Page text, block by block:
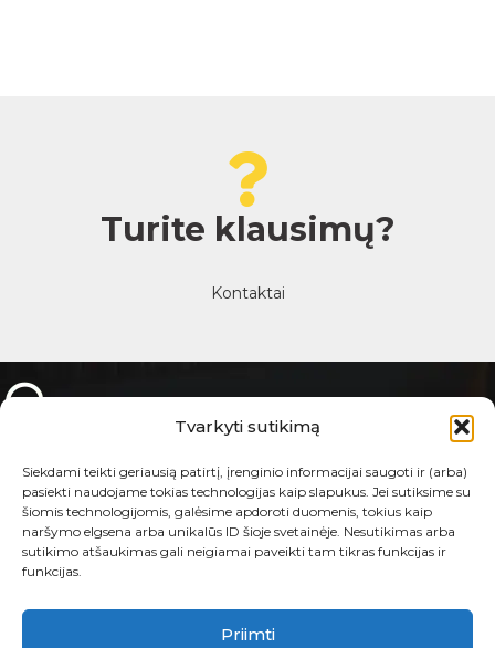
Tvarkyti sutikimą
Siekdami teikti geriausią patirtį, įrenginio informacijai saugoti ir (arba)
pasiekti naudojame tokias technologijas kaip slapukus. Jei sutiksime su
šiomis technologijomis, galėsime apdoroti duomenis, tokius kaip
naršymo elgsena arba unikalūs ID šioje svetainėje. Nesutikimas arba
sutikimo atšaukimas gali neigiamai paveikti tam tikras funkcijas ir
funkcijas.
Priimti
Turite klausimų?
Kontaktai
Metalo g. 9, Vilnius, Lietuva
+370 683 46901
info@eltis.lt
Pirm. - Penkt. : 9:00 - 18:00